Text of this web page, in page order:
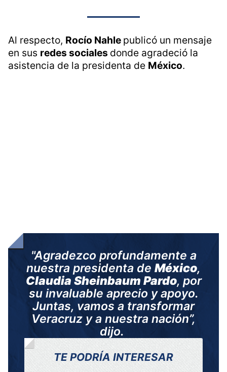
Al respecto, Rocío Nahle publicó un mensaje
en sus redes sociales donde agradeció la
asistencia de la presidenta de México.
"Agradezco profundamente a
nuestra presidenta de México,
Claudia Sheinbaum Pardo, por
su invaluable aprecio y apoyo.
Juntas, vamos a transformar
Veracruz y a nuestra nación”,
dijo.
TE PODRÍA INTERESAR